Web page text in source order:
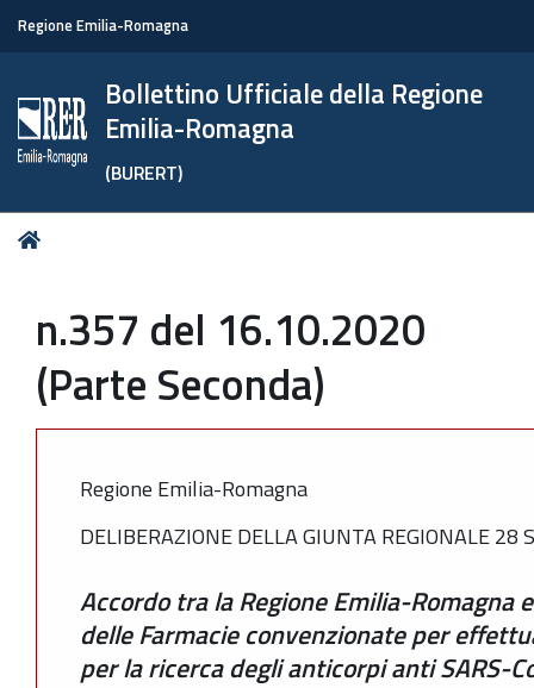
Regione Emilia-Romagna
Bollettino Ufficiale della Regione
Emilia-Romagna
(BURERT)
Tu
n.357 del 16.10.2020
(Parte Seconda)
Regione Emilia-Romagna
DELIBERAZIONE DELLA GIUNTA REGIONALE
Accordo tra la Regione Emilia-Romagna
delle Farmacie convenzionate per
per la ricerca degli anticorpi anti SARS-